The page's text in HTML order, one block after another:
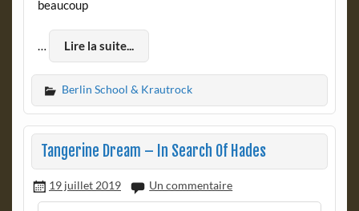
beaucoup
… Lire la suite...
Berlin School & Krautrock
Tangerine Dream – In Search Of Hades
19 juillet 2019 Un commentaire